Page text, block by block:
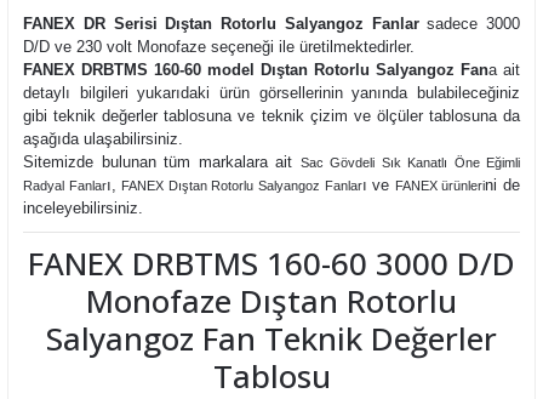
FANEX DR Serisi Dıştan Rotorlu Salyangoz Fanlarsadece 3000
D/D ve 230 volt Monofaze seçeneği ile üretilmektedirler.
FANEX DRBTMS 160-60 model Dıştan Rotorlu Salyangoz Fana ait
detaylı bilgileri yukarıdaki ürün görsellerinin yanında bulabileceğiniz
gibi teknik değerler tablosunave teknik çizim ve ölçüler tablosuna da
aşağıda ulaşabilirsiniz.
Sitemizde bulunan tüm markalara ait Sac Gövdeli Sık Kanatlı Öne Eğimli
Radyal Fanları, FANEX Dıştan Rotorlu Salyangoz Fanları ve FANEX ürünlerini de
inceleyebilirsiniz.
FANEX DRBTMS 160-60 3000 D/D
Monofaze Dıştan Rotorlu
Salyangoz Fan Teknik Değerler
Tablosu